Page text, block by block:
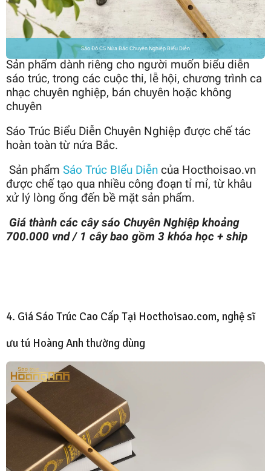
Sáo Đô C5 Nứa Bắc Chuyên Nghiệp Biểu Diễn
Sản phẩm dành riêng cho người muốn biểu diễn
sáo trúc, trong các cuộc thi, lễ hội, chương trình ca
nhạc chuyên nghiệp, bán chuyên hoặc không
chuyên
Sáo Trúc Biểu Diễn Chuyên Nghiệp được chế tác
hoàn toàn từ nứa Bắc.
Sản phẩm Sáo Trúc BIểu Diễn của Hocthoisao.vn
được chế tạo qua nhiều công đoạn tỉ mỉ, từ khâu
xử lý lòng ống đến bề mặt sản phẩm.
Giá thành các cây sáo Chuyên Nghiệp khoảng
700.000 vnd / 1 cây bao gồm 3 khóa học + ship
4. Giá Sáo Trúc Cao Cấp Tại Hocthoisao.com, nghệ sĩ
ưu tú Hoàng Anh thường dùng